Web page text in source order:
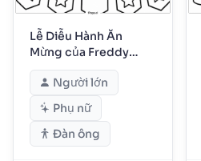
Lễ Diễu Hành Ăn
Mừng của Freddy
Fazbear
Người lớn
Phụ nữ
Đàn ông